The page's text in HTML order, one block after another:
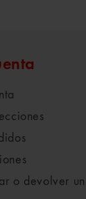
o devolver